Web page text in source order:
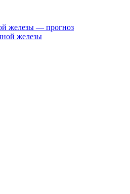
железы — прогноз
железы